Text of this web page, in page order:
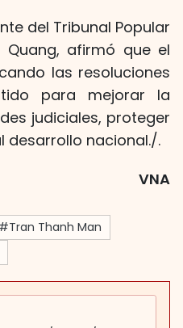
del Tribunal Popular
Quang, afirmó que el
las resoluciones
para mejorar la
judiciales, proteger
desarrollo nacional./.
VNA
#Tran Thanh Man